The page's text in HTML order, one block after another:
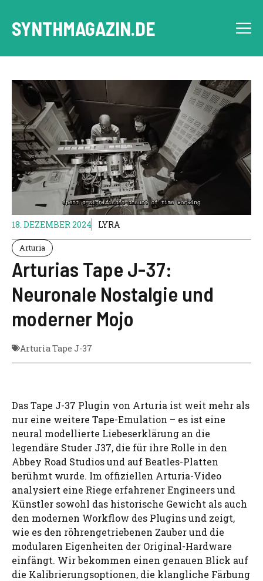
Inhalt
springen
SYNTHMAGAZIN.DE
18. DEZEMBER 2024 LYRA
Arturia
Arturias Tape J-37:
Neuronale Nostalgie und
moderner Mojo
Arturia Tape J-37
Das Tape J-37 Plugin von Arturia ist weit mehr als
nur eine weitere Tape-Emulation – es ist eine
neural modellierte Liebeserklärung an die
legendäre Studer J37, die für ihre Rolle in den
Abbey Road Studios und auf Beatles-Platten
berühmt wurde. Im offiziellen Arturia-Video
analysiert eine Riege erfahrener Engineers und
Künstler sowohl das historische Gewicht als auch
den modernen Workflow des Plugins und zeigt,
wie es den röhrengetriebenen Zauber und die
modularen Eigenheiten der Original-Hardware
einfängt. Wir bekommen einen genauen Blick auf
die Kalibrierungsoptionen, die klangliche Färbung